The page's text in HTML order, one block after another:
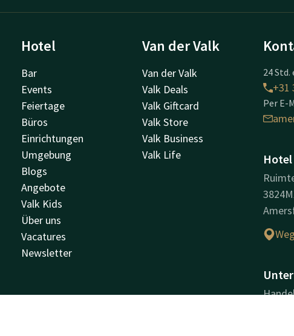
Hotel
Bar
Events
Feiertage
Büros
Einrichtungen
Umgebung
Blogs
Angebote
Valk Kids
Über uns
Vacatures
Newsletter
Van der Valk
Van der Valk
Valk Deals
Valk Giftcard
Valk Store
Valk Business
Valk Life
24
+31
Per E-